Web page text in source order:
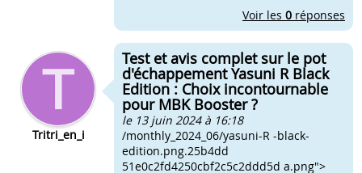
Voir les 0 réponses
Tritri_en_i
Test et avis complet sur le pot
d'échappement Yasuni R Black
Edition : Choix incontournable
pour MBK Booster ?
le 13 juin 2024 à 16:18
/monthly_2024_06/yasuni-R -black-
edition.png.25b4dd
51e0c2fd4250cbf2c5c2ddd5d a.png">